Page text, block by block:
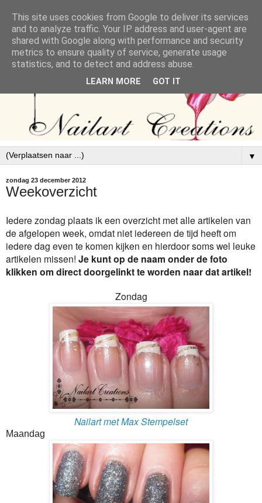
▼
zondag 23 december 2012
Weekoverzicht
Iedere zondag plaats ik een overzicht met alle artikelen van
de afgelopen week, omdat niet iedereen de tijd heeft om
iedere dag even te komen kijken en hierdoor soms wel leuke
artikelen missen! Je kunt op de naam onder de foto
klikken om direct doorgelinkt te worden naar dat artikel!
Zondag
Nailart met Max Stempelset
Maandag
This site uses cookies from Google to deliver its services
and to analyze traffic. Your IP address and user-agent are
shared with Google along with performance and security
metrics to ensure quality of service, generate usage
statistics, and to detect and address abuse.
LEARN MORE GOT IT